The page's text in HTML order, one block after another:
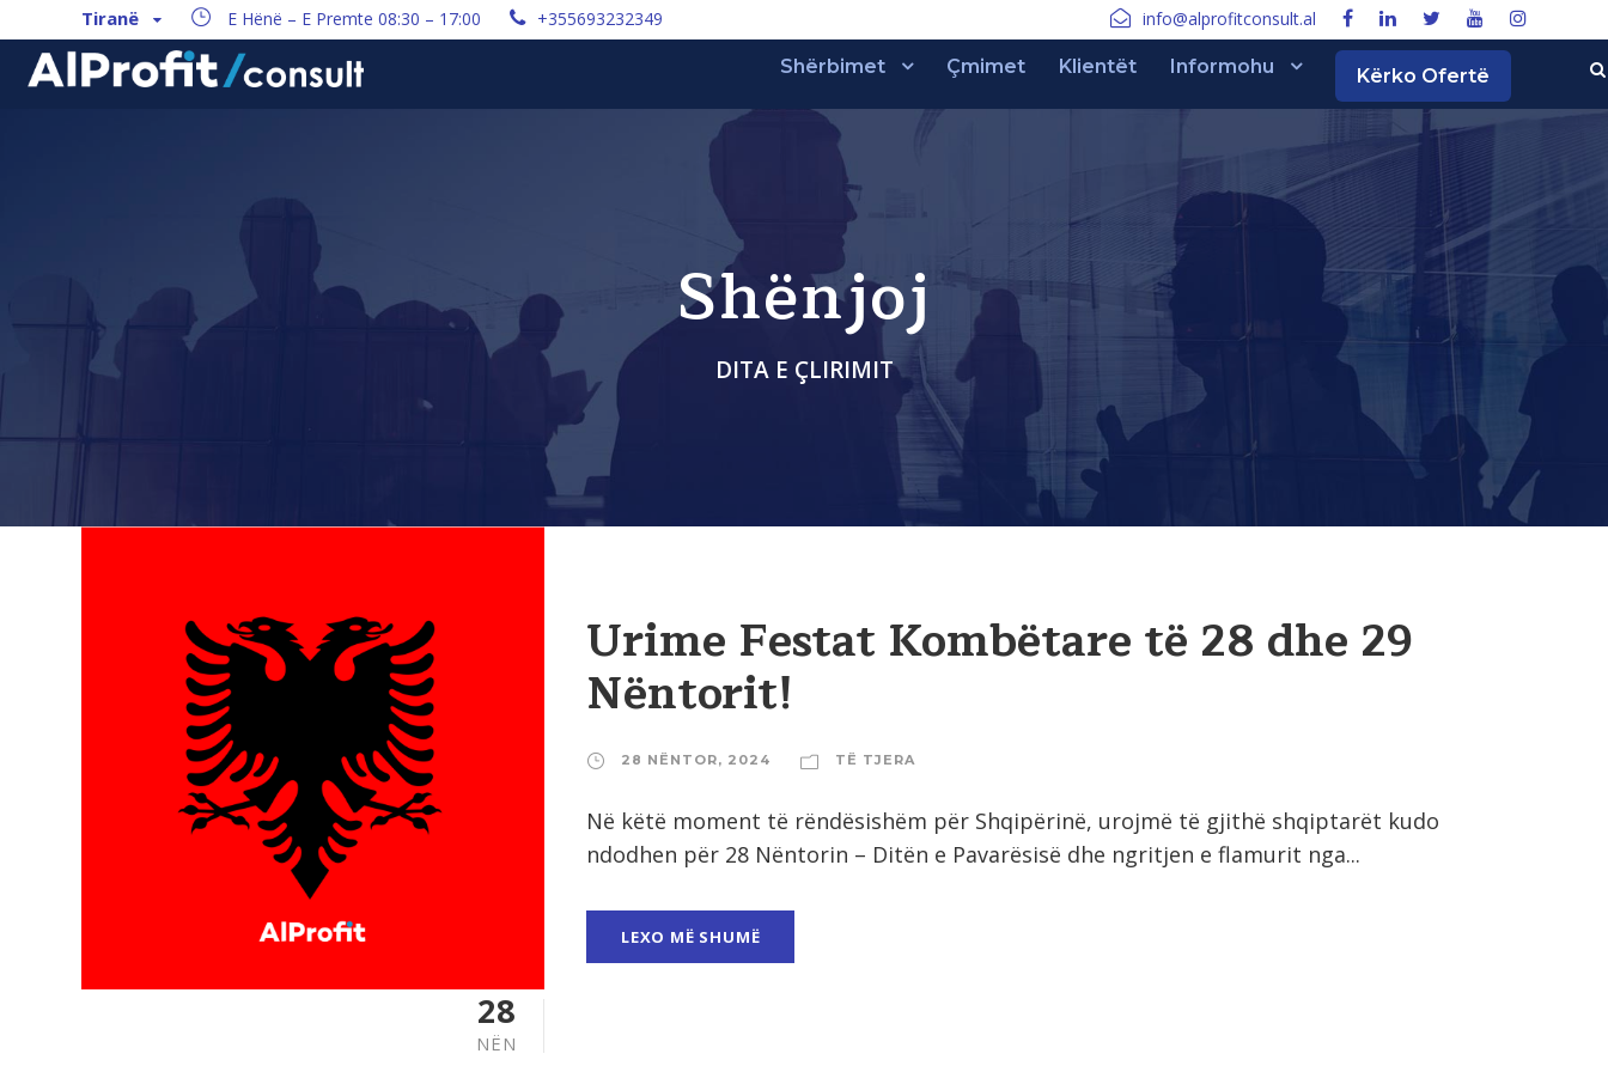
Tiranë E Hënë – E Premte 08:30 – 17:00 +355693232349 info@alprofitconsult.al
Shërbimet Çmimet Klientët Informohu Kërko Ofertë
Shënjoj
DITA E ÇLIRIMIT
28
NËN
Urime Festat Kombëtare të 28 dhe 29
Nëntorit!
28 NËNTOR, 2024 TË TJERA
Në këtë moment të rëndësishëm për Shqipërinë, urojmë të gjithë shqiptarët kudo
ndodhen për 28 Nëntorin – Ditën e Pavarësisë dhe ngritjen e flamurit nga...
LEXO MË SHUMË